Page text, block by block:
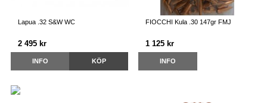
Lapua .32 S&W WC
2 495 kr
INFO KÖP
FIOCCHI Kula .30 147gr FMJ
1 125 kr
INFO